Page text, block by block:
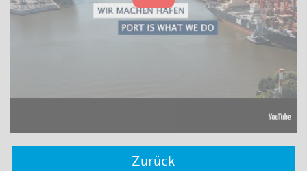
Zurück